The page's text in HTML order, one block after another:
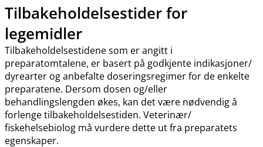
Tilbakeholdelsestider for
legemidler
Tilbakeholdelsestidene som er angitt i
preparatomtalene, er basert på godkjente indikasjoner​/​
dyrearter og anbefalte doseringsregimer for de enkelte
preparatene. Dersom dosen og​/​eller
behandlingslengden økes, kan det være nødvendig å
forlenge tilbakeholdelsestiden. Veterinær​/​
fiskehelsebiolog må vurdere dette ut fra preparatets
egenskaper.